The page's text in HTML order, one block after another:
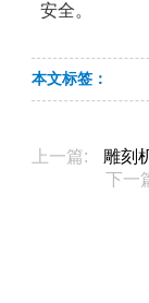
安全。
本文标签：
上一篇:
雕刻
下一